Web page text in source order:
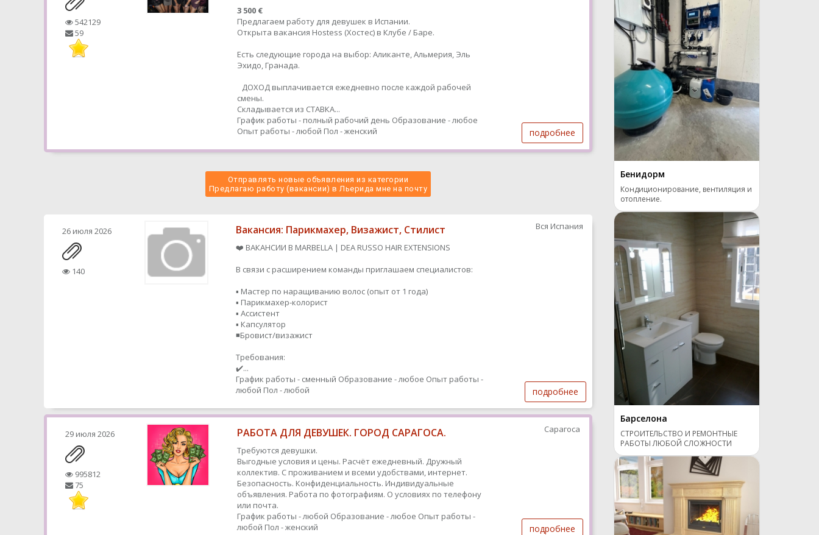
542129
59
3 500 €
Предлагаем работу для девушек в Испании.
Открыта вакансия Hostess (Хостес) в Клубе / Баре.
Есть следующие города на выбор: Аликанте, Альмерия, Эль
Эхидо, Гранада.
ДОХОД выплачивается ежедневно после каждой рабочей
смены.
Складывается из СТАВКА...
График работы - полный рабочий день Образование - любое
Опыт работы - любой Пол - женский подробнее
Отправлять новые объявления из категории
Предлагаю работу (вакансии) в Льерида мне на почту
26 июля 2026
140
Вакансия: Парикмахер, Визажист, Стилист
❤️ ВАКАНСИИ В MARBELLA | DEA RUSSO HAIR EXTENSIONS
В связи с расширением команды приглашаем специалистов:
▪️ Мастер по наращиванию волос (опыт от 1 года)
▪️ Парикмахер-колорист
▪️ Ассистент
▪️ Капсулятор
◾️Бровист/визажист
Требования:
✔️...
График работы - сменный Образование - любое Опыт работы -
любой Пол - любой
Вся Испания
подробнее
29 июля 2026
995812
75
РАБОТА ДЛЯ ДЕВУШЕК. ГОРОД САРАГОСА.
Требуются девушки.
Выгодные условия и цены. Расчёт ежедневный. Дружный
коллектив. С проживанием и всеми удобствами, интернет.
Безопасность. Конфиденциальность. Индивидуальные
объявления. Работа по фотографиям. О условиях по телефону
или почта.
График работы - любой Образование - любое Опыт работы -
любой Пол - женский
Сарагоса
подробнее
Бенидорм
Кондиционирование, вентиляция и
отопление.
Барселона
СТРОИТЕЛЬСТВО И РЕМОНТНЫЕ
РАБОТЫ ЛЮБОЙ СЛОЖНОСТИ